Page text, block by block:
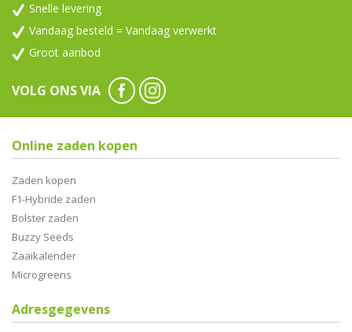
Snelle levering
Vandaag besteld = Vandaag verwerkt
Groot aanbod
VOLG ONS VIA
Online zaden kopen
Zaden kopen
F1-Hybride zaden
Bolster zaden
Buzzy Seeds
Zaaikalender
Microgreens
Adresgegevens